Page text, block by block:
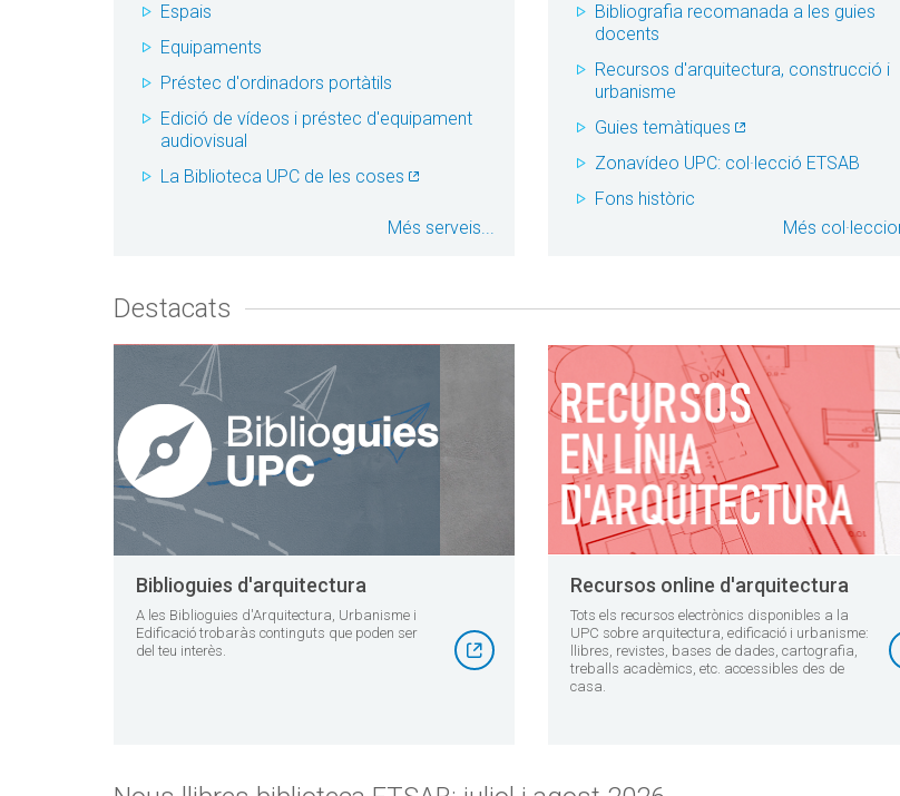
Espais
Equipaments
Préstec d'ordinadors portàtils
Edició de vídeos i préstec d'equipament
audiovisual
La Biblioteca UPC de les coses
Més serveis...
Bibliografia recomanada a les guies
docents
Recursos d'arquitectura, construcció i
urbanisme
Guies temàtiques
Zonavídeo UPC: col·lecció ETSAB
Fons històric
Més
Destacats
Biblioguies d'arquitectura
A les Biblioguies d'Arquitectura, Urbanisme i
Edificació trobaràs continguts que poden ser
del teu interès.
Recursos online d'arquitectura
Tots els recursos electrònics disponibles a la
UPC sobre arquitectura, edificació i urbanisme:
llibres, revistes, bases de dades, cartografia,
treballs acadèmics, etc. accessibles des de
casa.